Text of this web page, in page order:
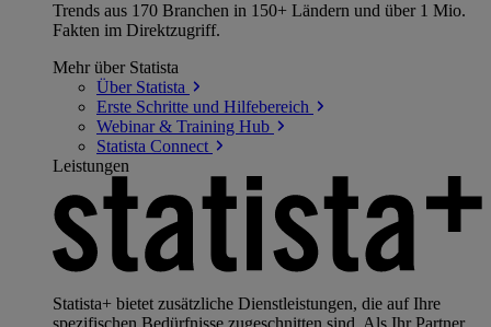
Trends aus 170 Branchen in 150+ Ländern und über 1 Mio.
Fakten im Direktzugriff.
Mehr über Statista
Über Statista
Erste Schritte und Hilfebereich
Webinar & Training Hub
Statista Connect
Leistungen
Statista+ bietet zusätzliche Dienstleistungen, die auf Ihre
spezifischen Bedürfnisse zugeschnitten sind. Als Ihr Partner